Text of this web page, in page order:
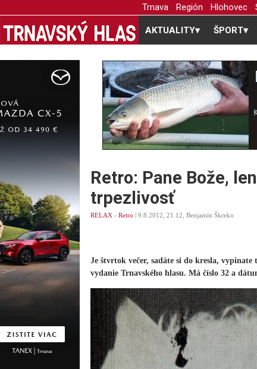
Trnava Región Hlohovec
AKTUALITY▾ ŠPORT▾
Retro: Pane Bože,
trpezlivosť
RELAX - Retro | 9.8.2012, 21.12, Benjamín Škreko
Je štvrtok večer, sadáte si do kresla, vypínate
vydanie Trnavského hlasu. Má číslo 32 a